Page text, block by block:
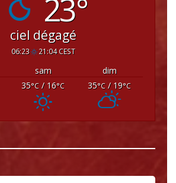
23°
ciel dégagé
06:23 21:04 CEST
sam
dim
35°C / 16°C 35°C / 19°C